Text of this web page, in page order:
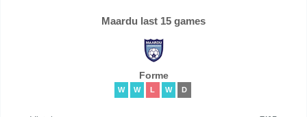
Maardu last 15 games
Forme
W W L W D